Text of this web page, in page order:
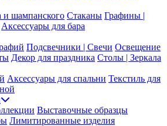
и шампанского Стаканы Графины |
Аксессуары для бара
Подсвечники | Свечи Освещение
Декор для праздника Столы | Зеркала
Аксессуары для спальни Текстиль для
Выставочные образцы
Лимитированные изделия